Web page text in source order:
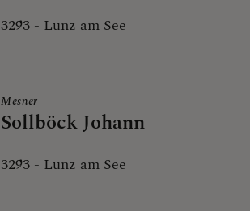
3293 - Lunz am See
Mesner
Sollböck Johann
3293 - Lunz am See